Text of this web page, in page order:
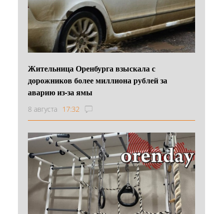
Жительница Оренбурга взыскала с
дорожников более миллиона рублей за
аварию из-за ямы
8 августа 17:32